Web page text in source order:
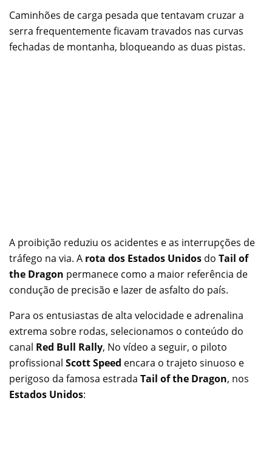
Caminhões de carga pesada que tentavam cruzar a
serra frequentemente ficavam travados nas curvas
fechadas de montanha, bloqueando as duas pistas.
A proibição reduziu os acidentes e as interrupções de
tráfego na via. A rota dos Estados Unidos do Tail of
the Dragon permanece como a maior referência de
condução de precisão e lazer de asfalto do país.
Para os entusiastas de alta velocidade e adrenalina
extrema sobre rodas, selecionamos o conteúdo do
canal Red Bull Rally, No vídeo a seguir, o piloto
profissional Scott Speed encara o trajeto sinuoso e
perigoso da famosa estrada Tail of the Dragon, nos
Estados Unidos: